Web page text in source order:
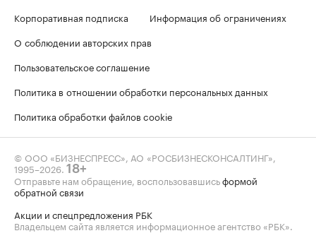
Корпоративная подписка
Информация об ограничениях
О соблюдении авторских прав
Пользовательское соглашение
Политика в отношении обработки персональных данных
Политика обработки файлов cookie
© ООО «БИЗНЕСПРЕСС», АО «РОСБИЗНЕСКОНСАЛТИНГ»,
1995–2026 18+
Отправьте нам обращение, воспользовавшисьформой
обратной связи
Акции и спецпредложения РБК
Владельцем сайта является информационное агентство «РБК».